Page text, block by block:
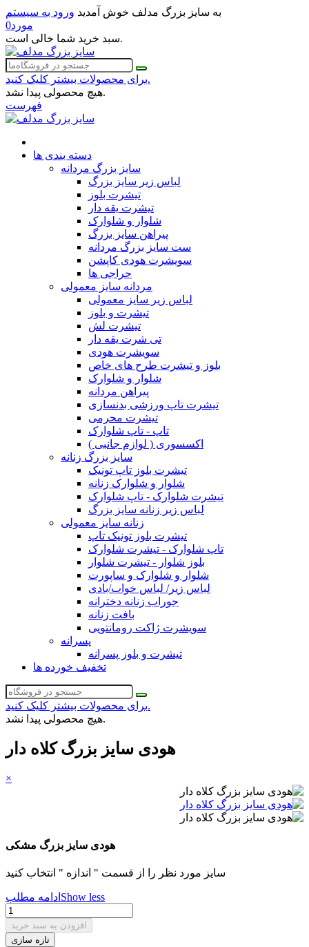
به سایز بزرگ مدلف خوش آمدید ورود به سیستم
0مورد
سبد خرید شما خالی است.
برای محصولات بیشتر کلیک کنید.
هیچ محصولی پیدا نشد.
فهرست
دسته بندی ها
سایز بزرگ مردانه
لباس زیر سایز بزرگ
تیشرت بلوز
تیشرت یقه دار
شلوار و شلوارک
پیراهن سایز بزرگ
ست سایز بزرگ مردانه
سویشرت هودی کاپشن
حراجی ها
مردانه سایز معمولی
لباس زیر سایز معمولی
تیشرت و بلوز
تیشرت لش
تی شرت یقه دار
سویشرت هودی
بلوز و تیشرت طرح های خاص
شلوار و شلوارک
پیراهن مردانه
تیشرت تاپ ورزشی بدنسازی
تیشرت محرمی
تاپ - تاپ شلوارک
اکسسوری ( لوازم جانبی )
سایز بزرگ زنانه
تیشرت بلوز تاپ تونیک
شلوار و شلوارک زنانه
تیشرت شلوارک - تاپ شلوارک
لباس زیر زنانه سایز بزرگ
زنانه سایز معمولی
تیشرت بلوز تونیک تاپ
تاپ شلوارک - تیشرت شلوارک
بلوز شلوار - تیشرت شلوار
شلوار و شلوارک و ساپورت
لباس زیر/ لباس خواب/بادی
جوراب زنانه دخترانه
بافت زنانه
سویشرت ژاکت رومانتویی
پسرانه
تیشرت و بلوز پسرانه
تخفیف خورده ها
برای محصولات بیشتر کلیک کنید.
هیچ محصولی پیدا نشد.
هودی سایز بزرگ کلاه دار
×
هودی سایز بزرگ مشکی
سایز مورد نظر را از قسمت " اندازه " انتخاب کنید
ادامه مطلب Show less
افزودن به سبد خرید